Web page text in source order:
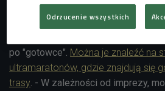
Osoby bardziej zaawansowane,
po "gotowce". Można je znaleźć na
ultramaratonów, gdzie znajdują się
trasy. - W zależności od imprezy,
Odrzucenie wszystkich